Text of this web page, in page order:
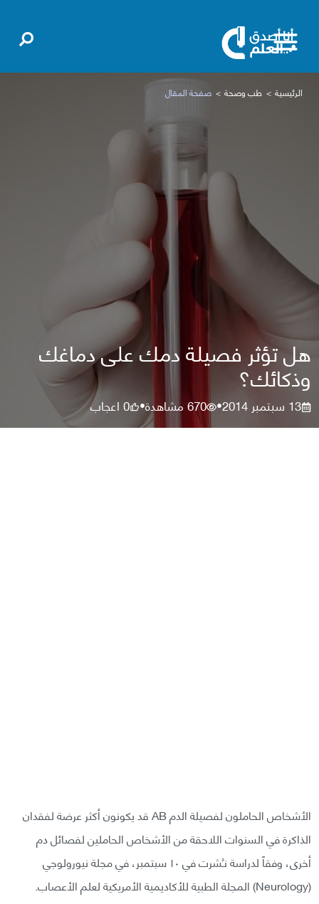
الرئيسية طب وصحة صفحة المقال
هل تؤثر فصيلة دمك على دماغك
وذكائك؟
13 سبتمبر 2014 •
670مشاهدة•
0اعجاب
الأشخاص الحاملون لفصيلة الدم AB قد يكونون أكثر عرضة لفقدان
الذاكرة في السنوات اللاحقة من الأشخاص الحاملين لفصائل دم
أخرى، وفقاً لدراسة نـُشرت في ١٠ سبتمبر، في مجلة نيورولوجي
(Neurology) المجلة الطبية للأكاديمية الأمريكية لعلم الأعصاب.